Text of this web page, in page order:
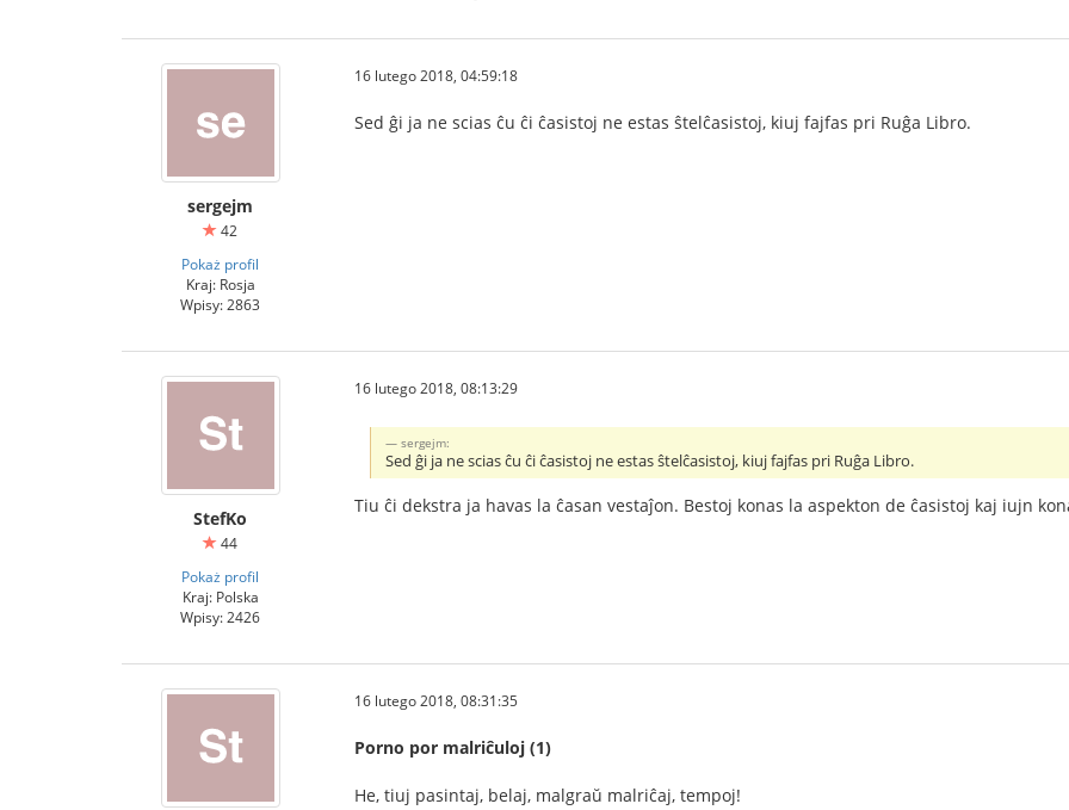
sergejm
42
Pokaż profil
Kraj: Rosja
Wpisy: 2863
16 lutego 2018, 04:59:18
Sed ĝi ja ne scias ĉu ĉi ĉasistoj ne estas ŝtelĉasistoj, kiuj fajfas pri Ruĝa Libro.
StefKo
44
Pokaż profil
Kraj: Polska
Wpisy: 2426
16 lutego 2018, 08:13:29
sergejm:
Sed ĝi ja ne scias ĉu ĉi ĉasistoj ne estas ŝtelĉasistoj, kiuj fajfas pri Ruĝa Libro.
Tiu ĉi dekstra ja havas la ĉasan vestaĵon. Bestoj konas la aspekton de ĉasistoj kaj iujn
16 lutego 2018, 08:31:35
Porno por malriĉuloj (1)
He, tiuj pasintaj, belaj, malgraŭ malriĉaj, tempoj!